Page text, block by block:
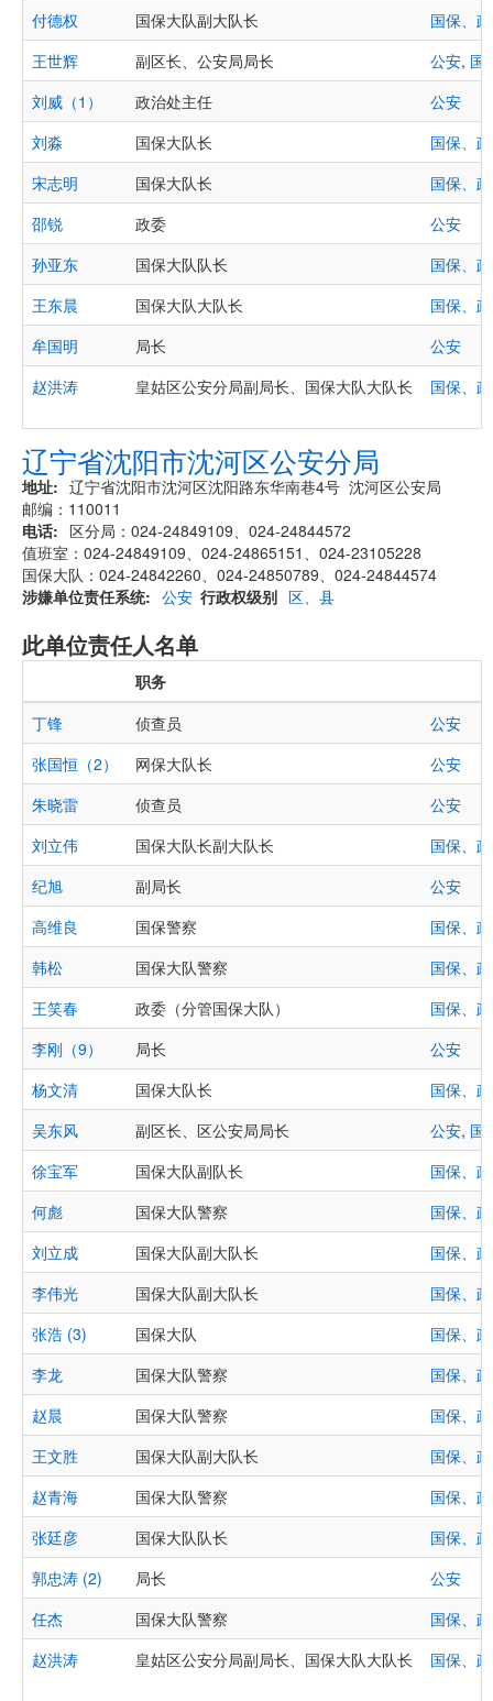
付德权
国保大队副大队长
国保、
王世辉
副区长、公安局局长 公安, 国
刘威（1）
政治处主任
公安
刘淼
国保大队长
国保、
宋志明
国保大队长
国保、
邵锐
政委
公安
孙亚东
国保大队队长
国保、
王东晨
国保大队大队长
国保、
牟国明
局长
公安
赵洪涛
皇姑区公安分局副局长、国保大队大队长 国保、
辽宁省沈阳市沈河区公安分局
地址
辽宁省沈阳市沈河区沈阳路东华南巷4号 沈河区公安局
邮编：110011
电话
区分局：024-24849109、024-24844572
值班室：024-24849109、024-24865151、024-23105228
国保大队：024-24842260、024-24850789、024-24844574
涉嫌单位责任系统
公安 行政权级别 区、县
此单位责任人名单
职务
丁锋
侦查员
公安
张国恒（2）
网保大队长
公安
朱晓雷
侦查员
公安
刘立伟
国保大队长副大队长
国保、
纪旭
副局长
公安
高维良
国保警察
国保、
韩松
国保大队警察
国保、
王笑春
政委（分管国保大队）
国保、
李刚（9）
局长
公安
杨文清
国保大队长
国保、
吴东风
副区长、区公安局局长 公安, 国
徐宝军
国保大队副队长
国保、
何彪
国保大队警察
国保、
刘立成
国保大队副大队长
国保、
李伟光
国保大队副大队长
国保、
张浩 (3)
国保大队
国保、
李龙
国保大队警察
国保、
赵晨
国保大队警察
国保、
王文胜
国保大队副大队长
国保、
赵青海
国保大队警察
国保、
张廷彦
国保大队队长
国保、
郭忠涛 (2)
局长
公安
任杰
国保大队警察
国保、
赵洪涛
皇姑区公安分局副局长、国保大队大队长 国保、